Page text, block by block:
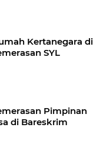
Kertanegara di
SYL
Pimpinan
di Bareskrim